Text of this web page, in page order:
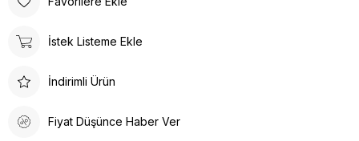
İstek Listeme Ekle
İndirimli Ürün
Fiyat Düşünce Haber Ver